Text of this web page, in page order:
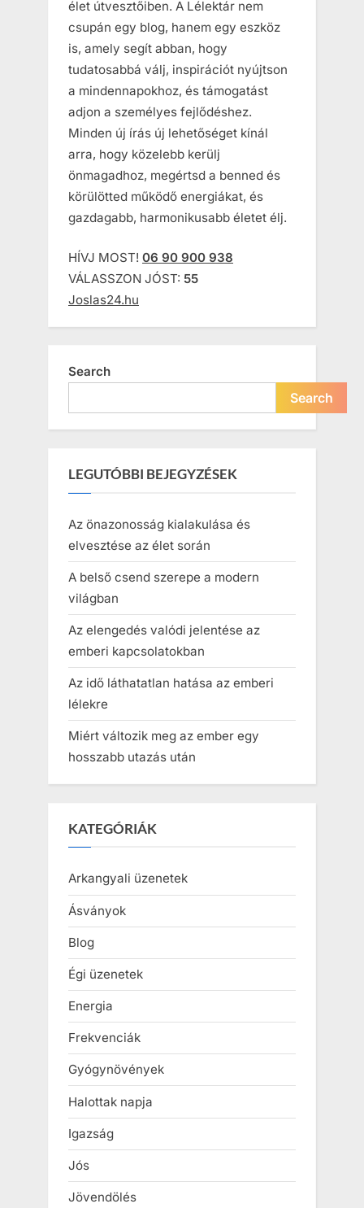
élet útvesztőiben. A Lélektár nem
csupán egy blog, hanem egy eszköz
is, amely segít abban, hogy
tudatosabbá válj, inspirációt nyújtson
a mindennapokhoz, és támogatást
adjon a személyes fejlődéshez.
Minden új írás új lehetőséget kínál
arra, hogy közelebb kerülj
önmagadhoz, megértsd a benned és
körülötted működő energiákat, és
gazdagabb, harmonikusabb életet élj.
HÍVJ MOST! 06 90 900 938
VÁLASSZON JÓST: 55
Joslas24.hu
Search
Search
LEGUTÓBBI BEJEGYZÉSEK
Az önazonosság kialakulása és
elvesztése az élet során
A belső csend szerepe a modern
világban
Az elengedés valódi jelentése az
emberi kapcsolatokban
Az idő láthatatlan hatása az emberi
lélekre
Miért változik meg az ember egy
hosszabb utazás után
KATEGÓRIÁK
Arkangyali üzenetek
Ásványok
Blog
Égi üzenetek
Energia
Frekvenciák
Gyógynövények
Halottak napja
Igazság
Jós
Jövendölés